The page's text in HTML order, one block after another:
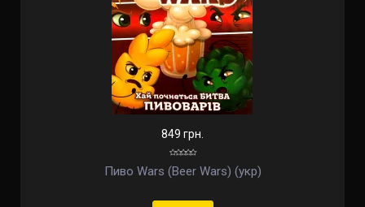
849 грн.
Пиво Wars (Beer Wars) (укр)